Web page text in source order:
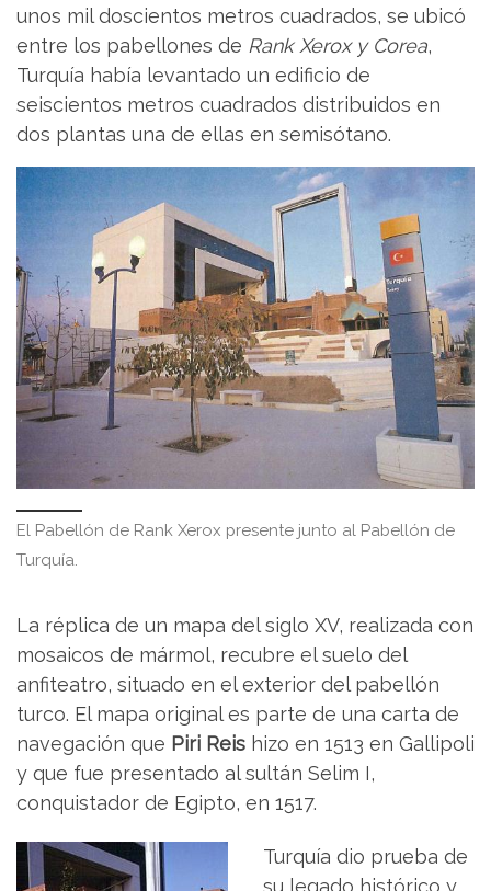
unos mil doscientos metros cuadrados, se ubicó
entre los pabellones de Rank Xerox y Corea,
Turquía había levantado un edificio de
seiscientos metros cuadrados distribuidos en
dos plantas una de ellas en semisótano.
El Pabellón de Rank Xerox presente junto al Pabellón de
Turquía.
La réplica de un mapa del siglo XV, realizada con
mosaicos de mármol, recubre el suelo del
anfiteatro, situado en el exterior del pabellón
turco. El mapa original es parte de una carta de
navegación que Piri Reis hizo en 1513 en Gallipoli
y que fue presentado al sultán Selim I,
conquistador de Egipto, en 1517.
Turquía dio prueba de
su legado histórico y